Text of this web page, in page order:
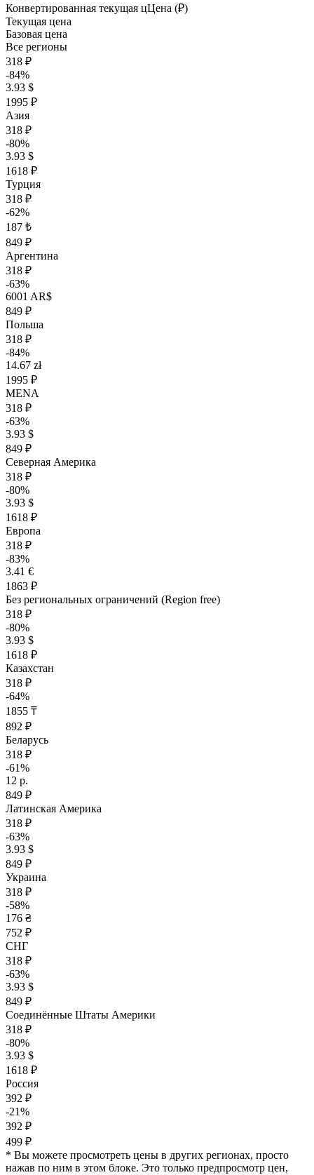
Конвертированная текущая цЦена (₽)
Текущая цена
Базовая цена
Все регионы
318 ₽
-84%
3.93 $
1995 ₽
Азия
318 ₽
-80%
3.93 $
1618 ₽
Турция
318 ₽
-62%
187 ₺
849 ₽
Аргентина
318 ₽
-63%
6001 AR$
849 ₽
Польша
318 ₽
-84%
14.67 zł
1995 ₽
MENA
318 ₽
-63%
3.93 $
849 ₽
Северная Америка
318 ₽
-80%
3.93 $
1618 ₽
Европа
318 ₽
-83%
3.41 €
1863 ₽
Без региональных ограничений (Region free)
318 ₽
-80%
3.93 $
1618 ₽
Казахстан
318 ₽
-64%
1855 ₸
892 ₽
Беларусь
318 ₽
-61%
12 р.
849 ₽
Латинская Америка
318 ₽
-63%
3.93 $
849 ₽
Украина
318 ₽
-58%
176 ₴
752 ₽
СНГ
318 ₽
-63%
3.93 $
849 ₽
Соединённые Штаты Америки
318 ₽
-80%
3.93 $
1618 ₽
Россия
392 ₽
-21%
392 ₽
499 ₽
* Вы можете просмотреть цены в других регионах, просто
нажав по ним в этом блоке. Это только предпросмотр цен,